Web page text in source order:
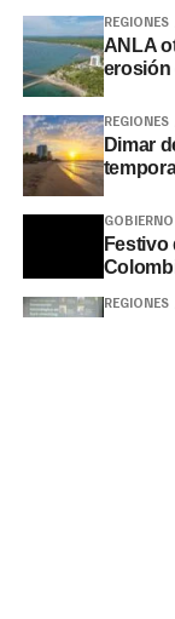
REGIONES
ANLA
erosión
REGIONES
Dimar
GOBIERNO
Festivo
REGIONES